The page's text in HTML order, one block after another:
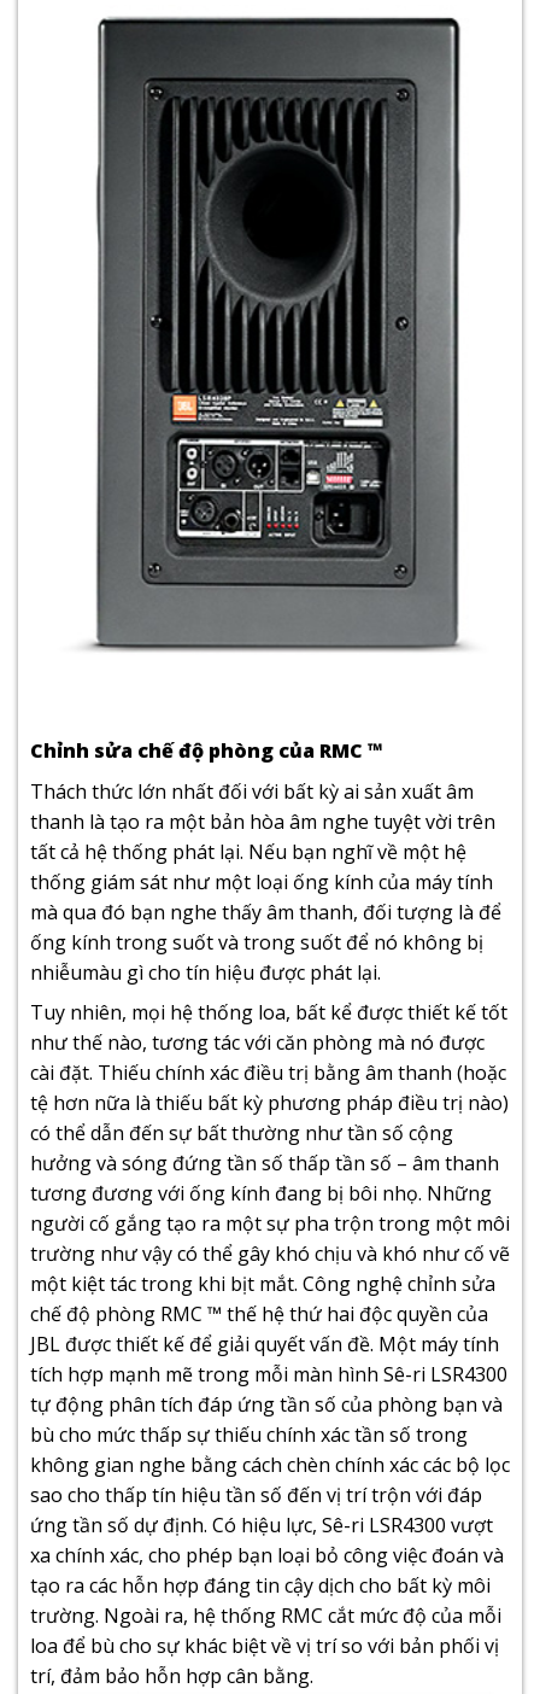
Chỉnh sửa chế độ phòng của RMC ™
Thách thức lớn nhất đối với bất kỳ ai sản xuất âm
thanh là tạo ra một bản hòa âm nghe tuyệt vời trên
tất cả hệ thống phát lại. Nếu bạn nghĩ về một hệ
thống giám sát như một loại ống kính của máy tính
mà qua đó bạn nghe thấy âm thanh, đối tượng là để
ống kính trong suốt và trong suốt để nó không bị
nhiễumàu gì cho tín hiệu được phát lại.
Tuy nhiên, mọi hệ thống loa, bất kể được thiết kế tốt
như thế nào, tương tác với căn phòng mà nó được
cài đặt. Thiếu chính xác điều trị bằng âm thanh (hoặc
tệ hơn nữa là thiếu bất kỳ phương pháp điều trị nào)
có thể dẫn đến sự bất thường như tần số cộng
hưởng và sóng đứng tần số thấp tần số – âm thanh
tương đương với ống kính đang bị bôi nhọ. Những
người cố gắng tạo ra một sự pha trộn trong một môi
trường như vậy có thể gây khó chịu và khó như cố vẽ
một kiệt tác trong khi bịt mắt. Công nghệ chỉnh sửa
chế độ phòng RMC ™ thế hệ thứ hai độc quyền của
JBL được thiết kế để giải quyết vấn đề. Một máy tính
tích hợp mạnh mẽ trong mỗi màn hình Sê-ri LSR4300
tự động phân tích đáp ứng tần số của phòng bạn và
bù cho mức thấp sự thiếu chính xác tần số trong
không gian nghe bằng cách chèn chính xác các bộ lọc
sao cho thấp tín hiệu tần số đến vị trí trộn với đáp
ứng tần số dự định. Có hiệu lực, Sê-ri LSR4300 vượt
xa chính xác, cho phép bạn loại bỏ công việc đoán và
tạo ra các hỗn hợp đáng tin cậy dịch cho bất kỳ môi
trường. Ngoài ra, hệ thống RMC cắt mức độ của mỗi
loa để bù cho sự khác biệt về vị trí so với bản phối vị
trí, đảm bảo hỗn hợp cân bằng.